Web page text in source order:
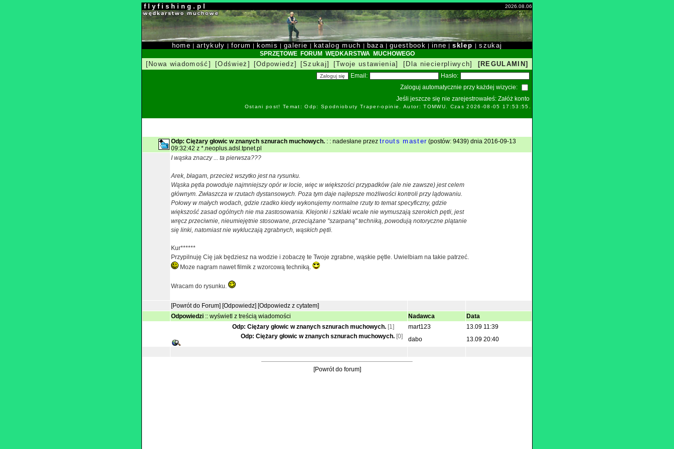
f l y f i s h i n g . p l 2026.08.06
home |artykuły | forum | komis |galerie | katalog much | baza | guestbook | inne |sklep |szukaj
SPRZĘTOWE FORUM WĘDKARSTWA MUCHOWEGO
[Nowa wiadomość] [Odśwież] [Odpowiedz] [Szukaj] [Twoje ustawienia] [Dla niecierpliwych] [REGULAMIN]
Email:
Hasło:
Zaloguj automatycznie przy każdej wizycie:
Jeśli jeszcze się nie zarejestrowałeś: Załóż konto
Ostani post! Temat: Odp: Spodniobuty Traper-opinie. Autor: TOMWU. Czas 2026-08-05 17:53:55.
Odp: Ciężary głowic w znanych sznurach muchowych. : : nadesłane przez trouts master (postów: 9439) dnia 2016-09-13
09:32:42 z *.neoplus.adsl.tpnet.pl
I wąska znaczy ... ta pierwsza???
Arek, błagam, przecież wszytko jest na rysunku.
Wąska pętla powoduje najmniejszy opór w locie, więc w większości przypadków (ale nie zawsze) jest celem
głównym. Zwłaszcza w rzutach dystansowych. Poza tym daje najlepsze możliwości kontroli przy lądowaniu.
Połowy w małych wodach, gdzie rzadko kiedy wykonujemy normalne rzuty to temat specyficzny, gdzie
większość zasad ogólnych nie ma zastosowania. Klejonki i szklaki wcale nie wymuszają szerokich pętli, jest
wręcz przeciwnie, nieumiejętnie stosowane, przeciążane "szarpaną" techniką, powodują notoryczne plątanie
się linki, natomiast nie wykluczają zgrabnych, wąskich pętli.
Kur******
Przypilnuję Cię jak będziesz na wodzie i zobaczę te Twoje zgrabne, wąskie pętle. Uwielbiam na takie patrzeć.
Moze nagram nawet filmik z wzorcową techniką.
Wracam do rysunku.
[Powrót do Forum] [Odpowiedz] [Odpowiedz z cytatem]
Odpowiedzi :: wyświetl z treścią wiadomości Nadawca
Data
Odp: Ciężary głowic w znanych sznurach muchowych. [1] mart123
13.09 11:39
Odp: Ciężary głowic w znanych sznurach muchowych. [0] dabo 13.09 20:40
[Powrót do forum]